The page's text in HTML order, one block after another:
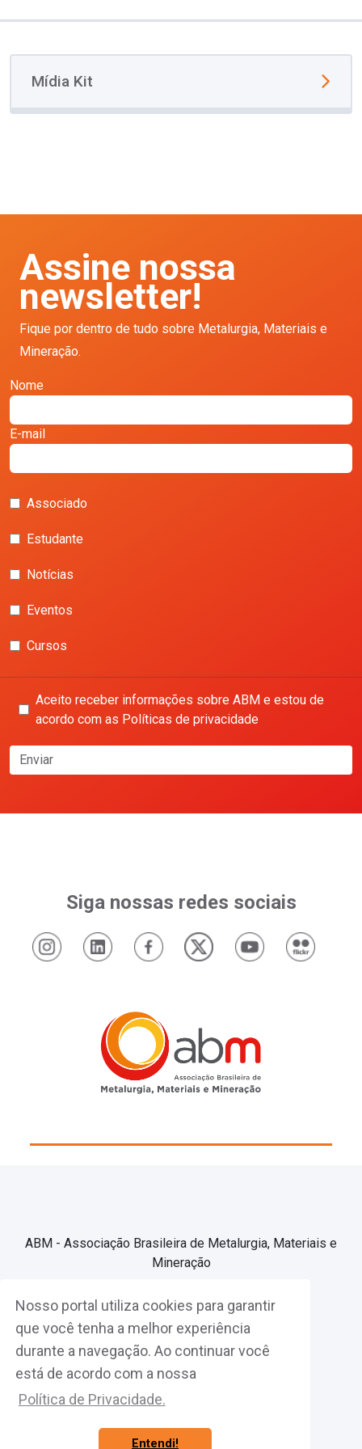
Nosso portal utiliza cookies para garantir
que você tenha a melhor experiência
durante a navegação. Ao continuar você
está de acordo com a nossa
Política de Privacidade.
Entendi!
Mídia Kit
Assine nossa
newsletter!
Fique por dentro de tudo sobre Metalurgia, Materiais e
Mineração.
Nome
E-mail
Associado
Estudante
Notícias
Eventos
Cursos
Aceito receber informações sobre ABM e estou de
acordo com as Políticas de privacidade
Enviar
Siga nossas redes sociais
ABM - Associação Brasileira de Metalurgia, Materiais e
Mineração
Associe-se
Fazer Login